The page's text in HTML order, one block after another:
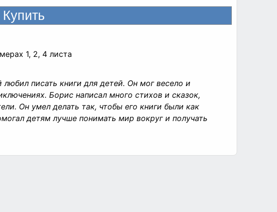
1, 2, 4 листа
писать книги для детей. Он мог весело и
Борис написал много стихов и сказок,
Он умел делать так, чтобы его книги были как
детям лучше понимать мир вокруг и получать